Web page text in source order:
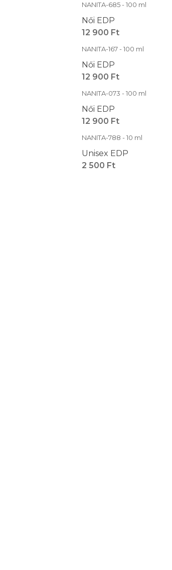
NANITA-685 - 100 ml
Női EDP
12 900 Ft
NANITA-167 - 100 ml
Női EDP
12 900 Ft
NANITA-073 - 100 ml
Női EDP
12 900 Ft
NANITA-788 - 10 ml
Unisex EDP
2 500 Ft